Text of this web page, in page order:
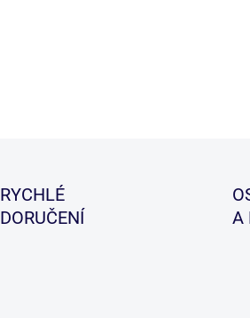
RYCHLÉ
DORUČENÍ
A